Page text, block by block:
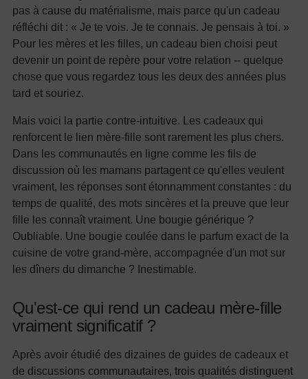
pas à cause du matérialisme, mais parce qu'un cadeau
réfléchi dit : « Je te vois. Je te connais. Je pensais à toi. »
Pour les mères et les filles, un cadeau bien choisi peut
devenir un point de repère pour votre relation -- quelque
chose que vous regardez tous les deux des années plus
tard et souriez.
Mais voici la partie contre-intuitive. Les cadeaux qui
renforcent le lien mère-fille sont rarement les plus chers.
Dans les communautés en ligne comme les fils de
discussion où les mamans partagent ce qu'elles veulent
vraiment, les réponses sont étonnamment constantes : du
temps de qualité, des mots sincères et la preuve que leur
fille les connaît vraiment. Une bougie générique ?
Oubliable. Une bougie coulée dans le parfum exact de la
cuisine de votre grand-mère, accompagnée d'un mot sur
les dîners du dimanche ? Inestimable.
Qu'est-ce qui rend un cadeau mère-fille
vraiment significatif ?
Après avoir étudié des dizaines de guides de cadeaux et
de discussions communautaires, trois qualités distinguent